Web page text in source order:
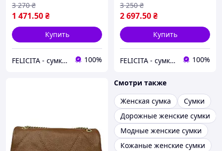
1 471.50₴
3 270 ₴
Купить
FELICITA - сумки і аксесуари з натуральної шкіри преміум класу 100%
2 697.50₴
3 250 ₴
Купить
FELICITA - сумки і аксесуари з натуральної шкіри преміум класу 100%
Смотри также
Женская сумка
Сумки
Дорожные женские сумки
Модные женские сумки
Кожаные женские сумки